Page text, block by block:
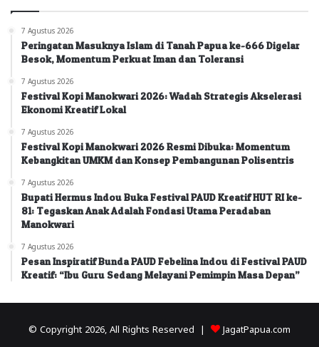
7 Agustus 2026
Peringatan Masuknya Islam di Tanah Papua ke-666 Digelar
Besok, Momentum Perkuat Iman dan Toleransi
7 Agustus 2026
Festival Kopi Manokwari 2026: Wadah Strategis Akselerasi
Ekonomi Kreatif Lokal
7 Agustus 2026
Festival Kopi Manokwari 2026 Resmi Dibuka: Momentum
Kebangkitan UMKM dan Konsep Pembangunan Polisentris
7 Agustus 2026
Bupati Hermus Indou Buka Festival PAUD Kreatif HUT RI ke-
81: Tegaskan Anak Adalah Fondasi Utama Peradaban
Manokwari
7 Agustus 2026
Pesan Inspiratif Bunda PAUD Febelina Indou di Festival PAUD
Kreatif: “Ibu Guru Sedang Melayani Pemimpin Masa Depan”
© Copyright 2026, All Rights Reserved | JagatPapua.com